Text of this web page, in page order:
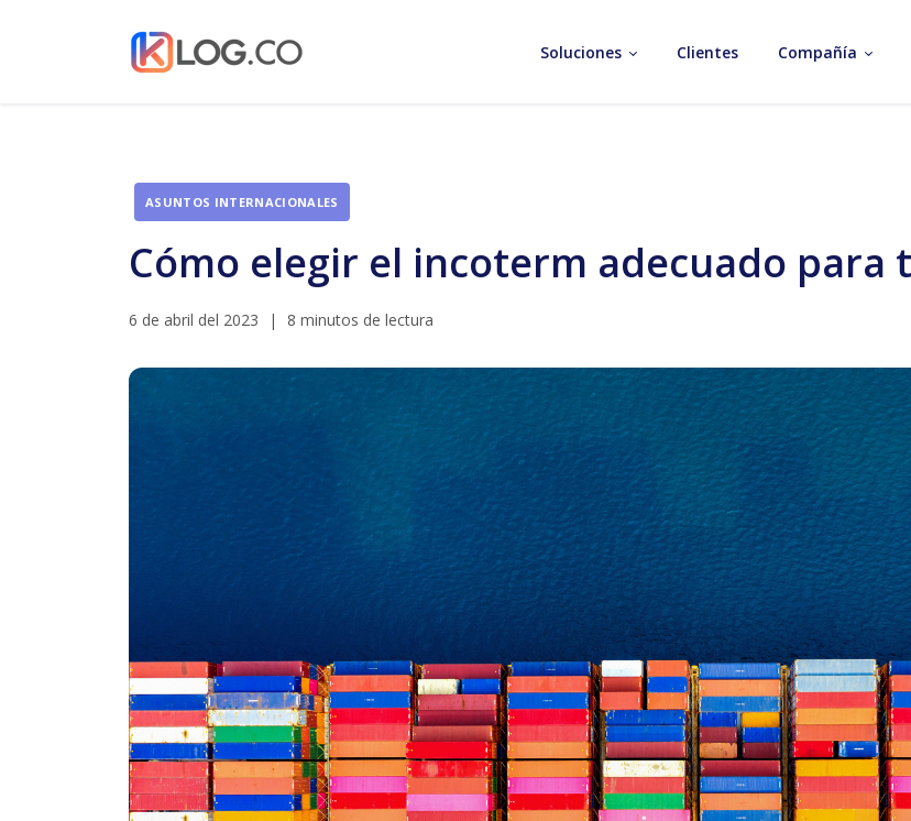
Soluciones Clientes Compañía
ASUNTOS INTERNACIONALES
Cómo elegir el incoterm adecuado para
6 de abril del 2023 | 8 minutos de lectura